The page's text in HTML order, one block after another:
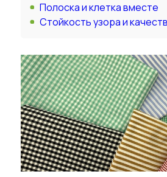
Полоска и клетка вместе
Стойкость узора и